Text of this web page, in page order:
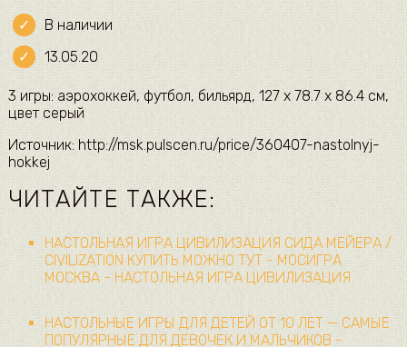
В наличии
13.05.20
3 игры: аэрохоккей, футбол, бильярд, 127 х 78.7 х 86.4 см,
цвет серый
Источник: http://msk.pulscen.ru/price/360407-nastolnyj-
hokkej
ЧИТАЙТЕ ТАКЖЕ:
НАСТОЛЬНАЯ ИГРА ЦИВИЛИЗАЦИЯ СИДА МЕЙЕРА /
CIVILIZATION КУПИТЬ МОЖНО ТУТ - МОСИГРА
МОСКВА - НАСТОЛЬНАЯ ИГРА ЦИВИЛИЗАЦИЯ
НАСТОЛЬНЫЕ ИГРЫ ДЛЯ ДЕТЕЙ ОТ 10 ЛЕТ — САМЫЕ
ПОПУЛЯРНЫЕ ДЛЯ ДЕВОЧЕК И МАЛЬЧИКОВ -